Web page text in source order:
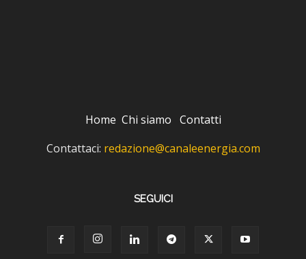
Home Chi siamo Contatti
Contattaci: redazione@canaleenergia.com
SEGUICI